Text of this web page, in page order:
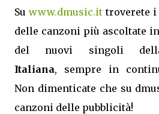
Su www.dmusic.ittroverete i
delle canzoni più ascoltate
del nuovi singoli
Italiana, sempre in
Non dimenticate che su
canzoni delle pubblicità!